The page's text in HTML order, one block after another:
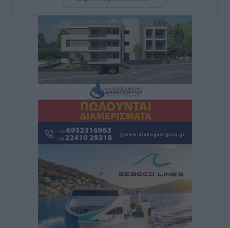
εφησυχασμού» – Σε πλήρη ετοιμότητα ο μηχανισμός
Ειδήσεις• πριν 18 ώρες
Καιρός: Επιμένουν οι υψηλές θερμοκρασίες – Ισχυρά
μελτέμια έως 9 μποφόρ, σε «Red Code» 6 περιοχές
πριν 19 ώρες
Τα φοιτητικά ενοίκια «τινάζουν στον αέρα» τους
οικογενειακούς προϋπολογισμούς
Ειδήσεις• πριν 19 ώρες
Δύο νέοι ξενώνες παραδόθηκαν στις Ένοπλες
Δυνάμεις στη νήσο Ρω
Τοπικές Ειδήσεις• πριν 19 ώρες
Συνεχίζεται η έξοδος του Αυγούστου – Πάνω από